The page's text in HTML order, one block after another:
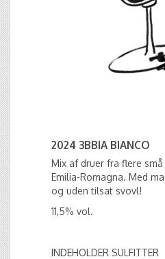
2024 3BBIA BIANCO
Mix af druer fra flere
Emilia-Romagna. Med
og uden tilsat svovl!
11,5% vol.
INDEHOLDER SULFITTER